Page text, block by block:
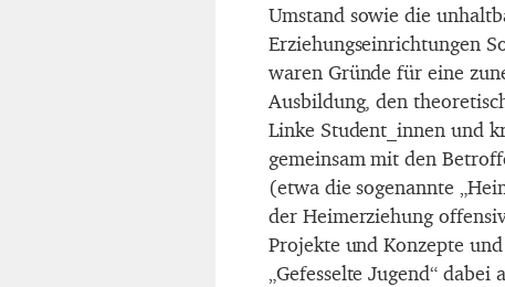
Umstand sowie die
Erziehungseinrichtungen
waren Gründe für eine
Ausbildung, den
Linke Student_innen und
gemeinsam mit den
(etwa die sogenannte
der Heimerziehung
Projekte und Konzepte
„Gefesselte Jugend“